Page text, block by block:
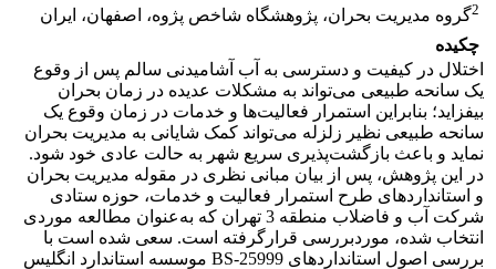
2گروه مدیریت بحران، پژوهشگاه شاخص پژوه، اصفهان، ایران
چکیده
اختلال در کیفیت و دسترسی به آب آشامیدنی سالم پس از وقوع
یک سانحه طبیعی می‌تواند به مشکلات عدیده در زمان بحران
بیفزاید؛ بنابراین استمرار فعالیت‌ها و خدمات در زمان وقوع یک
سانحه طبیعی نظیر زلزله می‌تواند کمک شایانی به مدیریت بحران
نماید و باعث بازگشت‌پذیری سریع شهر به حالت عادی خود شود.
در این پژوهش، پس از بیان مبانی نظری در مقوله مدیریت بحران
و استانداردهای طرح استمرار فعالیت و خدمات، حوزه ستادی
شرکت آب و فاضلاب منطقه 3 تهران که به‌عنوان مطالعه موردی
انتخاب شده، موردبررسی قرارگرفته است. سعی شده است با
بررسی اصول استانداردهای BS-25999 موسسه استاندارد انگلیس